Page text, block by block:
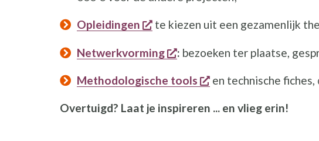
Opleidingen opent een nieuw venster
te kiezen uit een gezamenlijk
Netwerkvorming opent een nieuw venster
: bezoeken ter plaatse,
Methodologische tools opent een nieuw
en technische fiches,
Overtuigd? Laat je inspireren ... en vlieg erin!